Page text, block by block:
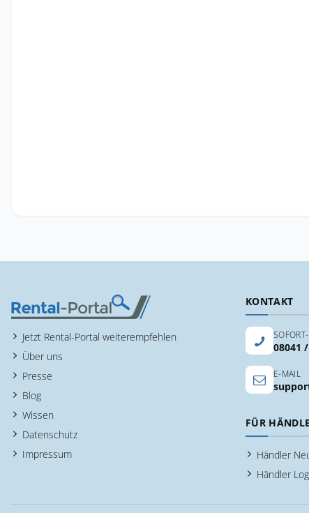
Jetzt Rental-Portal weiterempfehlen
Über uns
Presse
Blog
Wissen
Datenschutz
Impressum
KONTAKT
08041
E-MAIL
FÜR
Händler
Händler